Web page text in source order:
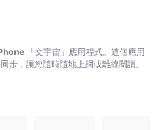
會展金紫荊海傍，成為代表「香港動
「文宇宙」應用程式。這個應用
步，讓您隨時隨地上網或離線閱讀。